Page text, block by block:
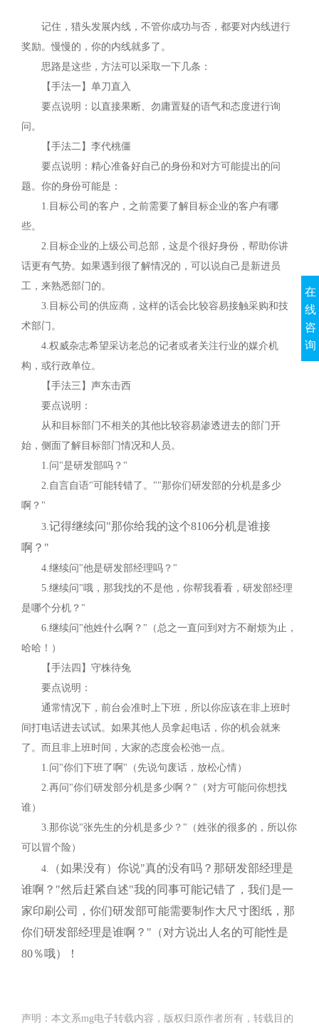
记住，猎头发展内线，不管你成功与否，都要对内线进行
奖励。慢慢的，你的内线就多了。
思路是这些，方法可以采取一下几条：
【手法一】单刀直入
要点说明：以直接果断、勿庸置疑的语气和态度进行询
问。
【手法二】李代桃僵
要点说明：精心准备好自己的身份和对方可能提出的问
题。你的身份可能是：
1. 目标公司的客户，之前需要了解目标企业的客户有哪
些。
2. 目标企业的上级公司总部，这是个很好身份，帮助你讲
话更有气势。如果遇到很了解情况的，可以说自己是新进员
工，来熟悉部门的。
3. 目标公司的供应商，这样的话会比较容易接触采购和技
术部门。
4.权威杂志希望采访老总的记者或者关注行业的媒介机
构，或行政单位。
【手法三】声东击西
要点说明：
从和目标部门不相关的其他比较容易渗透进去的部门开
始，侧面了解目标部门情况和人员。
1.问"是研发部吗？"
2. 自言自语"可能转错了。""那你们研发部的分机是多少
啊？"
3.记得继续问"那你给我的这个8106分机是谁接
啊？"
4.继续问"他是研发部经理吗？"
5.继续问"哦，那我找的不是他，你帮我看看，研发部经理
是哪个分机？"
6.继续问"他姓什么啊？"（总之一直问到对方不耐烦为止，
哈哈！）
【手法四】守株待兔
要点说明：
通常情况下，前台会准时上下班，所以你应该在非上班时
间打电话进去试试。如果其他人员拿起电话，你的机会就来
了。而且非上班时间，大家的态度会松弛一点。
1.问"你们下班了啊"（先说句废话，放松心情）
2.再问"你们研发部分机是多少啊？"（对方可能问你想找
谁）
3.那你说"张先生的分机是多少？"（姓张的很多的，所以你
可以冒个险）
4.
（如果没有）你说"真的没有吗？那研发部经理是
谁啊？"然后赶紧自述"我的同事可能记错了，我们是一
家印刷公司，你们研发部可能需要制作大尺寸图纸，那
你们研发部经理是谁啊？"（对方说出人名的可能性是
80％哦）！
声明：本文系mg电子转载内容，版权归原作者所有，转载目的
在
线
咨
询